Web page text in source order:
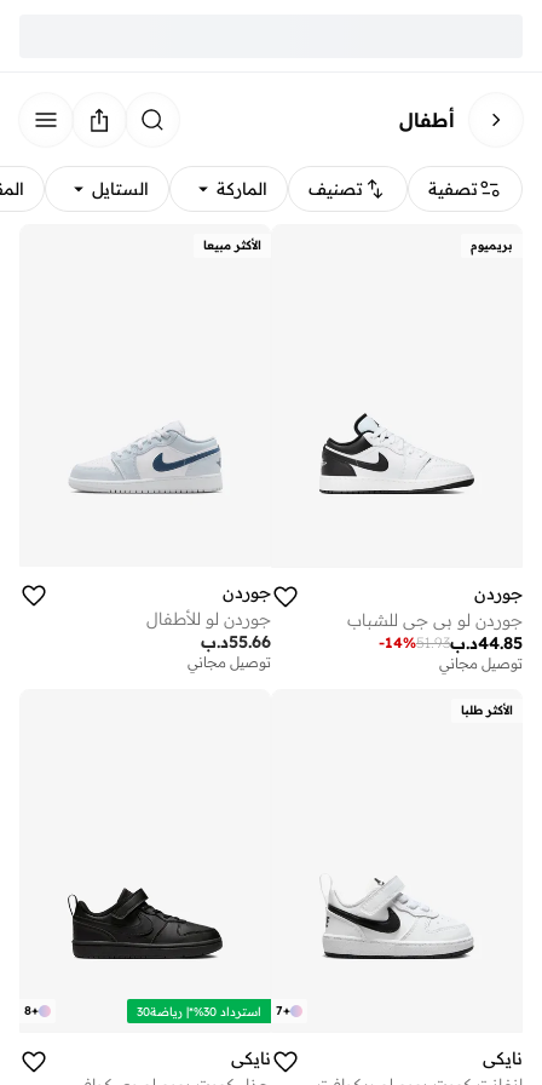
أطفال
تصفية تصنيف الماركة الستايل
بريميوم
جوردن
جوردن لو بي جي للشباب
د.ب44.85
51.93
-14%
توصيل مجاني
الأكثر مبيعا
جوردن
جوردن لو للأطفال
د.ب55.66
توصيل مجاني
الأكثر طلبا
+
7
نايكي
+
8 استرداد 30%*| رياضة30
نايكي